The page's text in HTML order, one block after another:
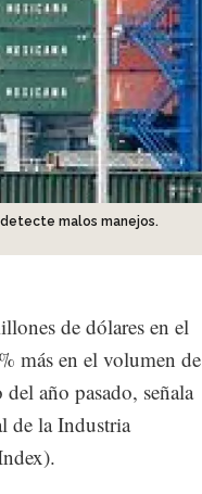
malos manejos.
de dólares en el
más en el volumen de
año pasado, señala
de la Industria